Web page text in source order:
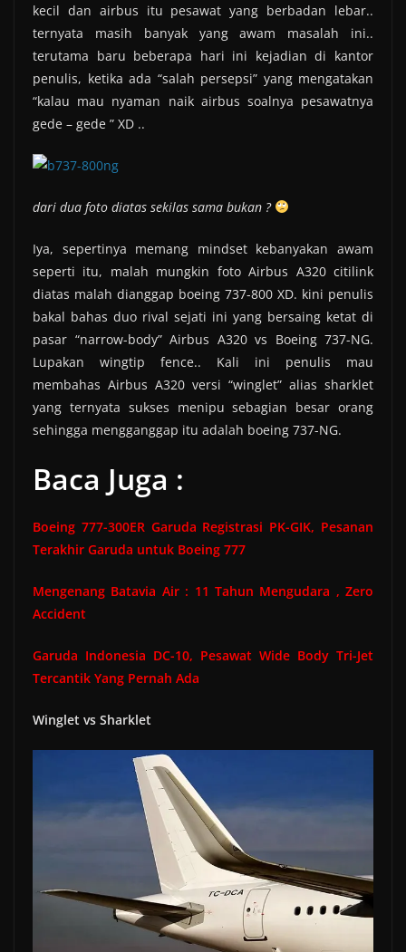
kecil dan airbus itu pesawat yang berbadan lebar..
ternyata masih banyak yang awam masalah ini..
terutama baru beberapa hari ini kejadian di kantor
penulis, ketika ada “salah persepsi” yang mengatakan
“kalau mau nyaman naik airbus soalnya pesawatnya
gede – gede ” XD ..
dari dua foto diatas sekilas sama bukan ?
Iya, sepertinya memang mindset kebanyakan awam
seperti itu, malah mungkin foto Airbus A320 citilink
diatas malah dianggap boeing 737-800 XD. kini penulis
bakal bahas duo rival sejati ini yang bersaing ketat di
pasar “narrow-body” Airbus A320 vs Boeing 737-NG.
Lupakan wingtip fence.. Kali ini penulis mau
membahas Airbus A320 versi “winglet” alias sharklet
yang ternyata sukses menipu sebagian besar orang
sehingga mengganggap itu adalah boeing 737-NG.
Baca Juga :
Boeing 777-300ER Garuda Registrasi PK-GIK, Pesanan
Terakhir Garuda untuk Boeing 777
Mengenang Batavia Air : 11 Tahun Mengudara , Zero
Accident
Garuda Indonesia DC-10, Pesawat Wide Body Tri-Jet
Tercantik Yang Pernah Ada
Winglet vs Sharklet